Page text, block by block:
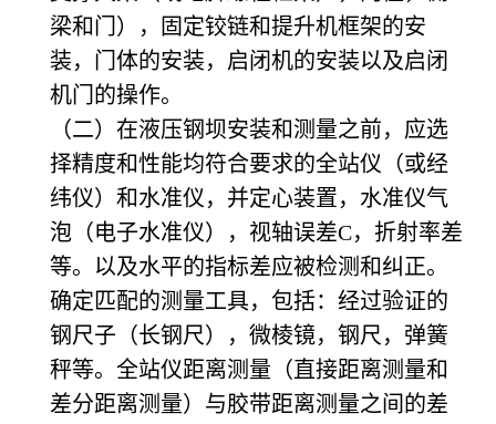
梁和门），固定铰链和提升机框架的安
装，门体的安装，启闭机的安装以及启闭
机门的操作。
（二）在液压钢坝安装和测量之前，应选
择精度和性能均符合要求的全站仪（或经
纬仪）和水准仪，并定心装置，水准仪气
泡（电子水准仪），视轴误差C，折射率差
等。以及水平的指标差应被检测和纠正。
确定匹配的测量工具，包括：经过验证的
钢尺子（长钢尺），微棱镜，钢尺，弹簧
秤等。全站仪距离测量（直接距离测量和
差分距离测量）与胶带距离测量之间的差